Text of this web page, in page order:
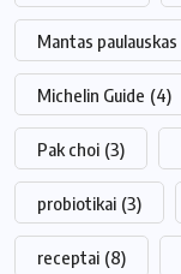
Mantas paulauskas
Michelin Guide (4)
Pak choi (3)
probiotikai (3)
receptai (8)